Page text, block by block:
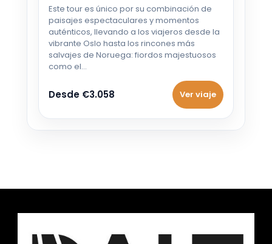
8 OCT - 15 OCT 2026
Desde €699
9 OCT - 16 OCT 2026
Desde €699
10 OCT - 17 OCT 2026
Este tour es único por su combinación de
paisajes espectaculares y momentos
auténticos, llevando a los viajeros desde la
vibrante Oslo hasta los rincones más
salvajes de Noruega: fiordos majestuosos
como el…
Desde €3.058 Ver viaje